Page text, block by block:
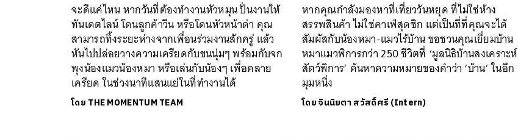
จะดีแค่ไหน หากวันที่ต้องทำงานหัวหมุน ปั่นงานให้
ทันเดตไลน์ โดนลูกค้าวีน หรือโดนหัวหน้าด่า คุณ
สามารถทิ้งระยะห่างจากเพื่อนร่วมงานสักครู่ แล้ว
หันไปปล่อยวางความเครียดกับขนนุ่มๆ พร้อมกับจก
พุงน้องแมวน้องหมา หรือเล่นกับน้องๆ เพื่อคลาย
เครียด ในช่วงนาทีแสนแย่ในที่ทำงานได้
โดย THE MOMENTUM TEAM
หากคุณกำลังมองหาที่เที่ยววันหยุด ที่ไม่ใช่ห้าง
สรรพสินค้า ไม่ใช่คาเฟ่สุดชิก แต่เป็นที่ที่คุณจะได้
สัมผัสกับน้องหมา-แมวไร้บ้าน ขอชวนคุณเยี่ยมบ้าน
หมาแมวพิการกว่า 250 ชีวิตที่ ‘มูลนิธิบ้านสงเคราะห์
สัตว์พิการ’ ค้นหาความหมายของคำว่า ‘บ้าน’ ในอีก
มุมหนึ่ง
โดยจินนิยตา สวัสดิ์ศรี (Intern)